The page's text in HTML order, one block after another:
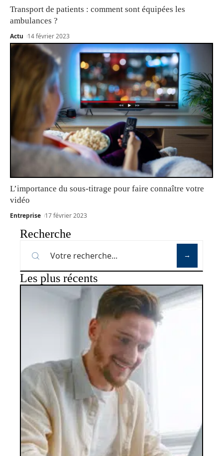
Transport de patients : comment sont équipées les
ambulances ?
Actu 14 février 2023
L’importance du sous-titrage pour faire connaître votre
vidéo
Entreprise 17 février 2023
Recherche
Les plus récents